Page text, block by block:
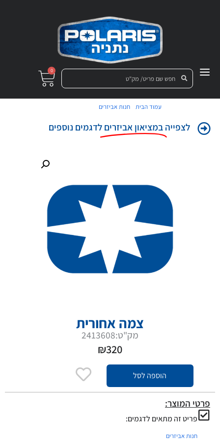
0
עמוד הבית חנות אביזרים
לצפייהבמציאון אביזרים לדגמים נוספים
צמה אחורית
מק"ט:2413608
₪320
הוספה לסל
פרטי המוצר:
פריט זה מתאים לדגמים:
חנות אביזרים